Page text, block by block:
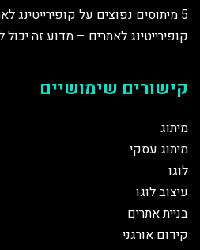
5 מיתוסים נפוצים על קופירייטינג לאתר אינטרנט
קופירייטינג לאתרים – מדוע זה
קישורים שימושיים
מיתוג
מיתוג עסקי
לוגו
עיצוב לוגו
בניית אתרים
קידום אורגני